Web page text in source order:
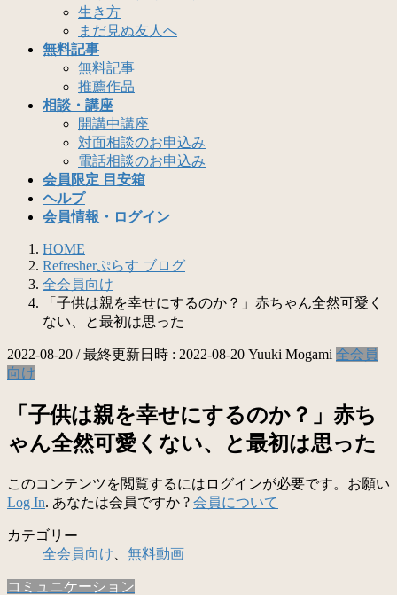
生き方
まだ見ぬ友人へ
無料記事
無料記事
推薦作品
相談・講座
開講中講座
対面相談のお申込み
電話相談のお申込み
会員限定 目安箱
ヘルプ
会員情報・ログイン
HOME
Refresherぷらす ブログ
全会員向け
「子供は親を幸せにするのか？」赤ちゃん全然可愛く
ない、と最初は思った
2022-08-20 / 最終更新日時 : 2022-08-20 Yuuki Mogami 全会員
向け
「子供は親を幸せにするのか？」赤ち
ゃん全然可愛くない、と最初は思った
このコンテンツを閲覧するにはログインが必要です。お願い
Log In. あなたは会員ですか ? 会員について
カテゴリー
全会員向け
無料動画
コミュニケーション